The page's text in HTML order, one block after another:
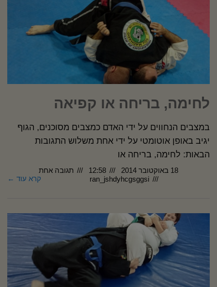
לחימה, בריחה או קפיאה
במצבים הנחווים על ידי האדם כמצבים מסוכנים, הגוף
יגיב באופן אוטומטי על ידי אחת משלוש התגובות
הבאות: לחימה, בריחה או
18 באוקטובר 2014 12:58
תגובה אחת
ran_jshdyhcgsggsi
קרא עוד ←